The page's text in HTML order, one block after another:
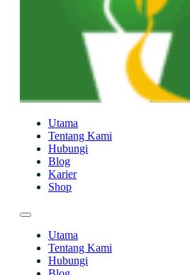
Utama
Tentang Kami
Hubungi
Blog
Karier
Shop
Utama
Tentang Kami
Hubungi